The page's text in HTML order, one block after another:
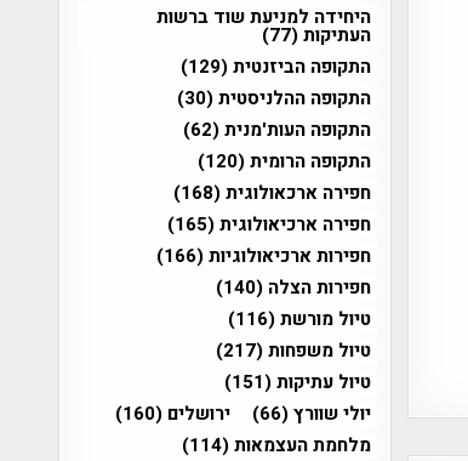
היחידה למניעת שוד ברשות
העתיקות(77)
התקופה הביזנטית(129)
התקופה ההלניסטית(30)
התקופה העות'מנית(62)
התקופה הרומית(120)
חפירה ארכאולוגית(168)
חפירה ארכיאולוגית(165)
חפירות ארכיאולוגיות(166)
חפירות הצלה (140)
טיול מורשת(116)
טיול משפחות(217)
טיול עתיקות(151)
יולי שוורץ(66) ירושלים (160)
מלחמת העצמאות(114)